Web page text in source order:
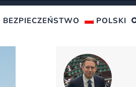
BEZPIECZEŃSTWO POLSKI